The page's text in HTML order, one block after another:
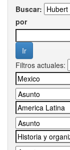
Buscar:
por
Filtros actuales: